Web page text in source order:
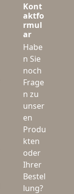
Kont
aktfo
rmul
ar
Habe
n Sie
noch
Frage
n zu
unser
en
Produ
kten
oder
Ihrer
Bestel
lung?